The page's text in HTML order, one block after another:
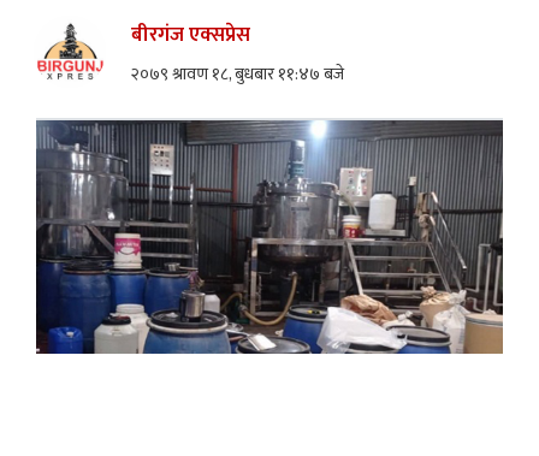
बीरगंज एक्सप्रेस
२०७९ श्रावण १८, बुधबार ११:४७ बजे